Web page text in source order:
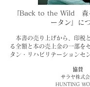
『Back to the Wild 森
ータン』
に
本書の売り上げから、印税
る全額と本の売上金の一部を
タン・リハビリテーションセ
協賛
サラヤ株式
HUNTING